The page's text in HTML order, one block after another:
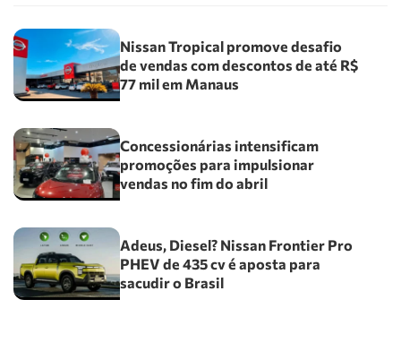
Nissan Tropical promove desafio
de vendas com descontos de até R$
77 mil em Manaus
Concessionárias intensificam
promoções para impulsionar
vendas no fim do abril
Adeus, Diesel? Nissan Frontier Pro
PHEV de 435 cv é aposta para
sacudir o Brasil